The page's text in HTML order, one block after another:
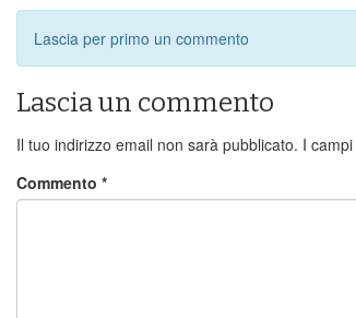
Lascia per primo un commento
Lascia un commento
Il tuo indirizzo email non sarà pubblicato. I
Commento *